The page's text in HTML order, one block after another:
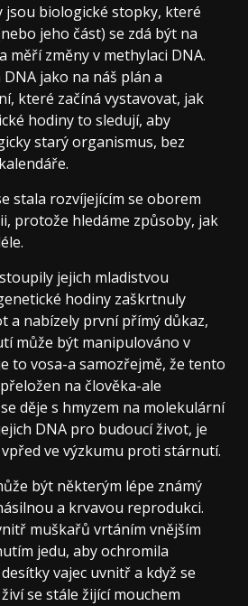
jsou biologické stopky, které
jeho část) se zdá být na
měří změny v methylaci DNA.
jako na náš plán a
které začíná vystavovat, jak
hodiny to sledují, aby
starý organismus, bez
stala rozvíjejícím se oborem
protože hledáme způsoby, jak
jejich mladistvou
hodiny zaškrtnuly
a nabízely první přímý důkaz,
může být manipulováno v
to vosa-a samozřejmě, že tento
na člověka-ale
děje s hmyzem na molekulární
DNA pro budoucí život, je
ve výzkumu proti stárnutí.
být některým lépe známý
a krvavou reprodukci.
muškařů vrtáním vnějším
jedu, aby ochromila
vajec uvnitř a když se
se stále žijící mouchem